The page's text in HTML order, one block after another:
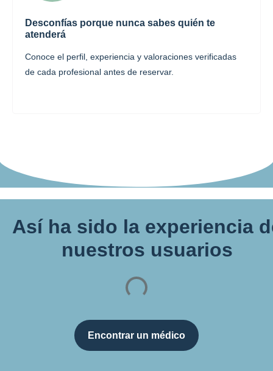
Desconfías porque nunca sabes quién te
atenderá
Conoce el perfil, experiencia y valoraciones verificadas
de cada profesional antes de reservar.
Así ha sido la experiencia
nuestros usuarios
Encontrar un médico